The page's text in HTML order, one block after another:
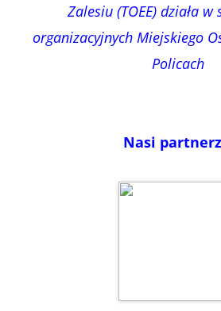
Zalesiu (TOEE) działa
organizacyjnych Miejskiego
Policach
Nasi